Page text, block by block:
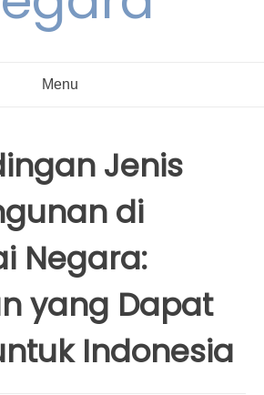
Menu
Jenis
di
Negara:
yang Dapat
Indonesia